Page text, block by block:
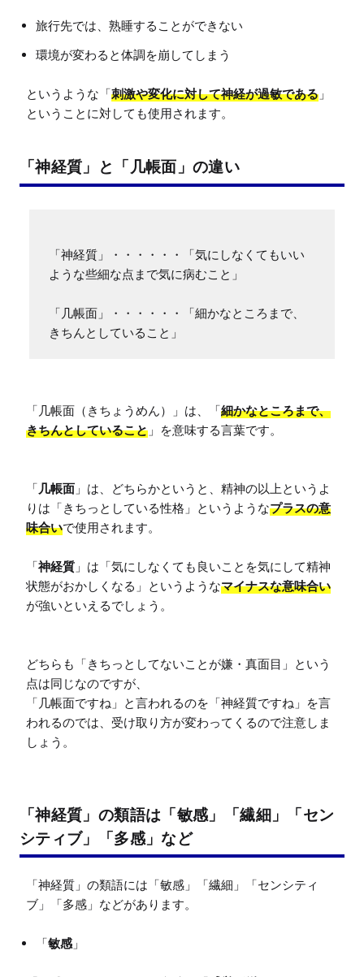
旅行先では、熟睡することができない
環境が変わると体調を崩してしまう
というような「刺激や変化に対して神経が過敏である 」
「神経質」と「几帳面」の違い
「神経質」・・・・・・「気にしなくてもいい
ような些細な点まで気に病むこと」
「几帳面」・・・・・・「細かなところまで、
きちんとしていること」
「几帳面（きちょうめん）」は、「細かなところまで、
きちんとしていること 」を意味する言葉です。
「 几帳面 」は、どちらかというと、精神の以上というよ
りは「きちっとしている性格」というようなプラスの意
味合いで使用されます。
「神経質 」は「気にしなくても良いことを気にして精神
状態がおかしくなる」というようなマイナスな意味合い
が強いといえるでしょう。
どちらも「きちっとしてないことが嫌・真面目」という
点は同じなのですが、
「几帳面ですね」と言われるのを「神経質ですね」を言
われるのでは、受け取り方が変わってくるので注意しま
しょう。
「神経質」の類語は「敏感」「繊細」「セン
シティブ」「多感」など
「神経質」の類語には「敏感」「繊細」「センシティ
「敏感」